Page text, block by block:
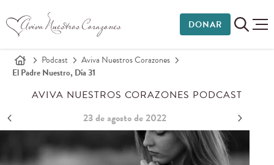
DONAR
Podcast
Aviva Nuestros Corazones
El Padre Nuestro, Día 31
AVIVA NUESTROS CORAZONES PODCAST
23 de agosto de 2022